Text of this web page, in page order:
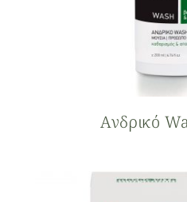
Ανδρικό